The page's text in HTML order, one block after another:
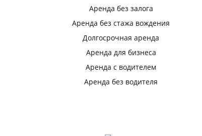
Аренда без залога
Аренда без стажа вождения
Долгосрочная аренда
Аренда для бизнеса
Аренда с водителем
Аренда без водителя